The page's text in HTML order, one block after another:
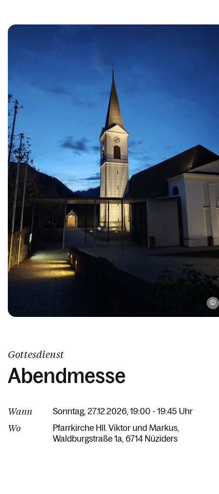
Gottesdienst
Abendmesse
Wann Sonntag, 27.12.2026, 19:00 - 19:45 Uhr
Wo
Pfarrkirche Hll. Viktor und Markus
Waldburgstraße 1a 6714 Nüziders